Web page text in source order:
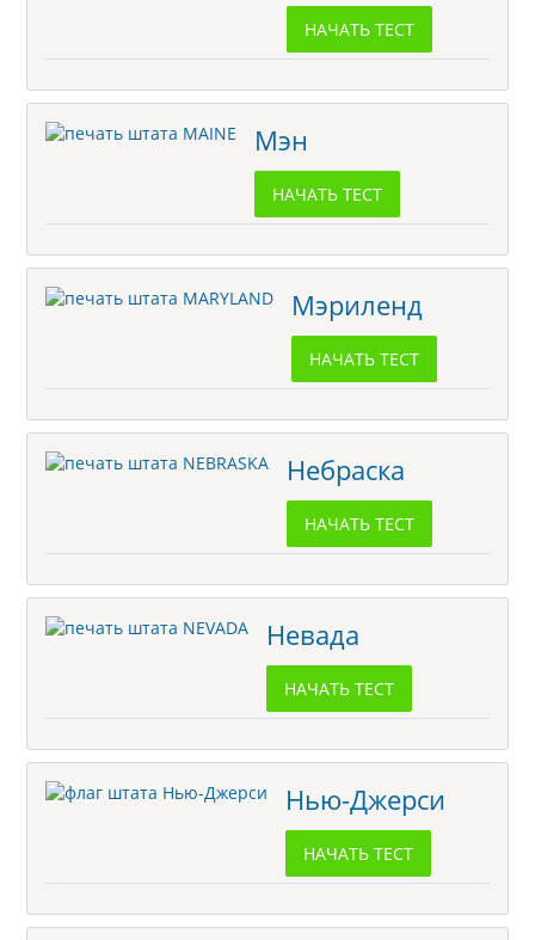
НАЧАТЬ ТЕСТ
Мэн
НАЧАТЬ ТЕСТ
Мэриленд
НАЧАТЬ ТЕСТ
Небраска
НАЧАТЬ ТЕСТ
Невада
НАЧАТЬ ТЕСТ
Нью-Джерси
НАЧАТЬ ТЕСТ